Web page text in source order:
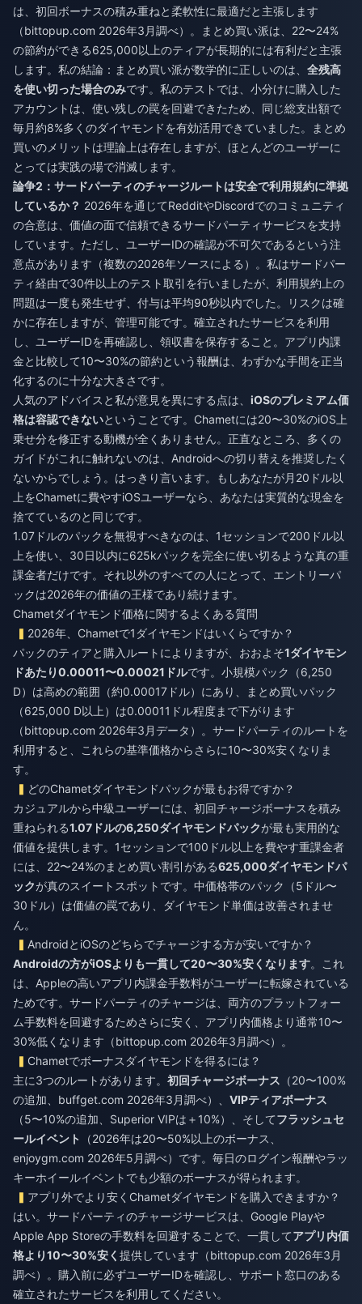
は、初回ボーナスの積み重ねと柔軟性に最適だと主張します
（bittopup.com 2026年3月調べ）。まとめ買い派は、22〜24%
の節約ができる625,000以上のティアが長期的には有利だと主張
します。私の結論：まとめ買い派が数学的に正しいのは、 全残高
を使い切った場合のみです。私のテストでは、小分けに購入した
アカウントは、使い残しの罠を回避できたため、同じ総支出額で
毎月約8%多くのダイヤモンドを有効活用できていました。まとめ
買いのメリットは理論上は存在しますが、ほとんどのユーザーに
とっては実践の場で消滅します。
論争2：サードパーティのチャージルートは安全で利用規約に準拠
しているか？ 2026年を通じてRedditやDiscordでのコミュニティ
の合意は、価値の面で信頼できるサードパーティサービスを支持
しています。ただし、ユーザーIDの確認が不可欠であるという注
意点があります（複数の2026年ソースによる）。私はサードパー
ティ経由で30件以上のテスト取引を行いましたが、利用規約上の
問題は一度も発生せず、付与は平均90秒以内でした。リスクは確
かに存在しますが、管理可能です。確立されたサービスを利用
し、ユーザーIDを再確認し、領収書を保存すること。アプリ内課
金と比較して10〜30%の節約という報酬は、わずかな手間を正当
化するのに十分な大きさです。
人気のアドバイスと私が意見を異にする点は、 iOSのプレミアム価
格は容認できないということです。Chametには20〜30%のiOS上
乗せ分を修正する動機が全くありません。正直なところ、多くの
ガイドがこれに触れないのは、Androidへの切り替えを推奨したく
ないからでしょう。はっきり言います。もしあなたが月20ドル以
上をChametに費やすiOSユーザーなら、あなたは実質的な現金を
捨てているのと同じです。
1.07ドルのパックを無視すべきなのは、1セッションで200ドル以
上を使い、30日以内に625kパックを完全に使い切るような真の重
課金者だけです。それ以外のすべての人にとって、エントリーパ
ックは2026年の価値の王様であり続けます。
Chametダイヤモンド価格に関するよくある質問
2026年、Chametで1ダイヤモンドはいくらですか？
パックのティアと購入ルートによりますが、おおよそ1ダイヤモン
ドあたり0.00011〜0.00021ドルです。小規模パック（6,250
D）は高めの範囲（約0.00017ドル）にあり、まとめ買いパック
（625,000 D以上）は0.00011ドル程度まで下がります
（bittopup.com 2026年3月データ）。サードパーティのルートを
利用すると、これらの基準価格からさらに10〜30%安くなりま
す。
どのChametダイヤモンドパックが最もお得ですか？
カジュアルから中級ユーザーには、初回チャージボーナスを積み
重ねられる1.07ドルの6,250ダイヤモンドパックが最も実用的な
価値を提供します。1セッションで100ドル以上を費やす重課金者
には、22〜24%のまとめ買い割引がある625,000ダイヤモンドパ
ックが真のスイートスポットです。中価格帯のパック（5ドル〜
30ドル）は価値の罠であり、ダイヤモンド単価は改善されませ
ん。
AndroidとiOSのどちらでチャージする方が安いですか？
Androidの方がiOSよりも一貫して20〜30%安くなります。これ
は、Appleの高いアプリ内課金手数料がユーザーに転嫁されている
ためです。サードパーティのチャージは、両方のプラットフォー
ム手数料を回避するためさらに安く、アプリ内価格より通常10〜
30%低くなります（bittopup.com 2026年3月調べ）。
Chametでボーナスダイヤモンドを得るには？
主に3つのルートがあります。 初回チャージボーナス （20〜100%
の追加、buffget.com 2026年3月調べ）、 VIPティアボーナス
（5〜10%の追加、Superior VIPは＋10%）、そしてフラッシュセ
ールイベント
（2026年は20〜50%以上のボーナス、
enjoygm.com 2026年5月調べ）です。毎日のログイン報酬やラッ
キーホイールイベントでも少額のボーナスが得られます。
アプリ外でより安くChametダイヤモンドを購入できますか？
はい。サードパーティのチャージサービスは、Google Playや
Apple App Storeの手数料を回避することで、一貫してアプリ内価
格より10〜30%安く 提供しています（bittopup.com 2026年3月
調べ）。購入前に必ずユーザーIDを確認し、サポート窓口のある
確立されたサービスを利用してください。